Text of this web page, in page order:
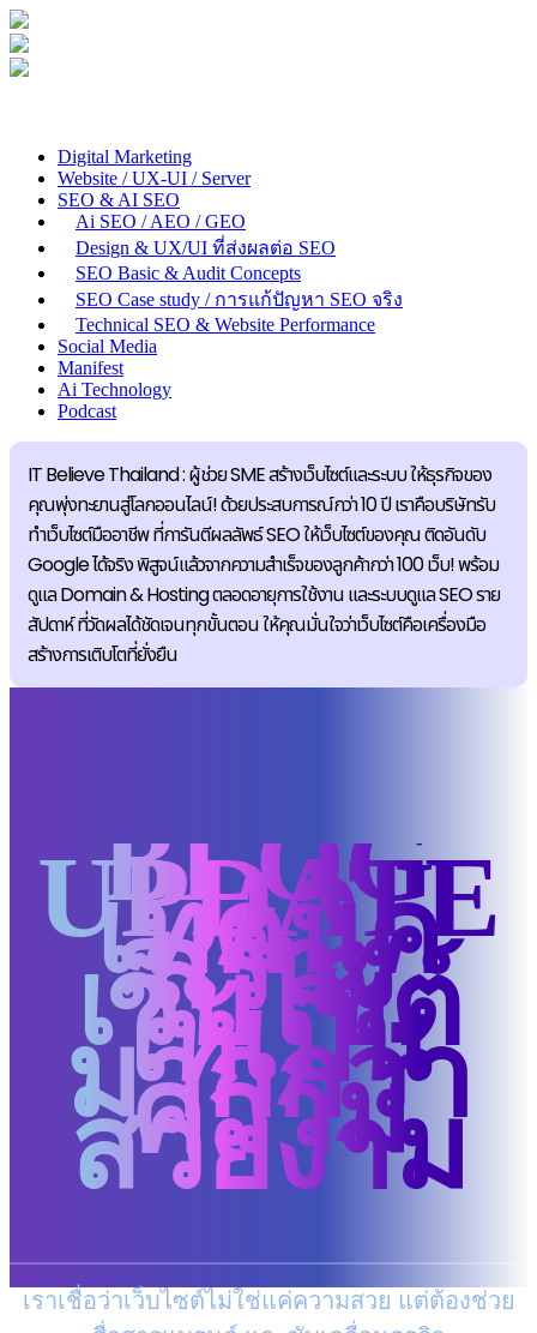
Digital Marketing
Website / UX-UI / Server
SEO & AI SEO
Ai SEO / AEO / GEO
Design & UX/UI ที่ส่งผลต่อ SEO
SEO Basic & Audit Concepts
SEO Case study / การแก้ปัญหา SEO จริง
Technical SEO & Website Performance
Social Media
Manifest
Ai Technology
Podcast
IT Believe Thailand : ผู้ช่วย SME สร้างเว็บไซต์และระบบ ให้ธุรกิจของ
คุณพุ่งทะยานสู่โลกออนไลน์! ด้วยประสบการณ์กว่า 10 ปี เราคือบริษัทรับ
ทำเว็บไซต์มืออาชีพ ที่การันตีผลลัพธ์ SEO ให้เว็บไซต์ของคุณ ติดอันดับ
Google ได้จริง พิสูจน์แล้วจากความสำเร็จของลูกค้ากว่า 100 เว็บ! พร้อม
ดูแล Domain & Hosting ตลอดอายุการใช้งาน และระบบดูแล SEO ราย
สัปดาห์ ที่วัดผลได้ชัดเจนทุกขั้นตอน ให้คุณมั่นใจว่าเว็บไซต์คือเครื่องมือ
สร้างการเติบโตที่ยั่งยืน
BLOG
UPDATE
เทคนิค
สร้าง
เว็บไซต์
ให้เป็น
มากกว่า
ความ
สวยงาม
เราเชื่อว่าเว็บไซต์ไม่ใช่แค่ความสวย แต่ต้องช่วย